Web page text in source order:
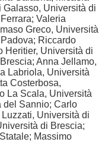
Università di
Valeria
Greco, Università
Riccardo
Heritier, Università di
Anna Jellamo,
Labriola, Università
Costerbosa,
La Scala, Università
del Sannio; Carlo
Università di
di Brescia;
Massimo